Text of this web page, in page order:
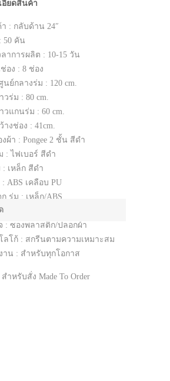
อียดสินค้า
: กลับด้าน 24″
50 คัน
ลาการผลิต : 10-15 วัน
อง : 8 ช่อง
นย์กลางร่ม : 120 cm.
วร่ม : 80 cm.
วแกนร่ม : 60 cm.
างช่อง : 41cm.
ผ้า : Pongee 2 ชั้น สีดำ
: ไฟเบอร์ สีดำ
: เหล็ก สีดำ
ABS เคลือบ PU
ร่ม : เหล็ก/ABS
ด-ปิด : Manual
: ซองพลาสติก/ปลอกผ้า
ลโก้ : สกรีนตามความเหมาะสม
าน : สำหรับทุกโอกาส
ำหรับสั่ง Made To Order